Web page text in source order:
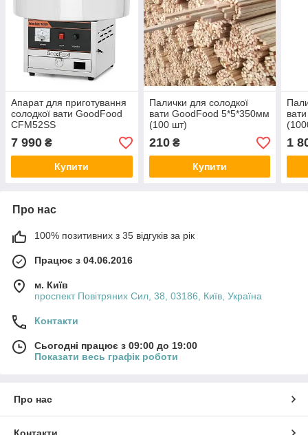
Апарат для приготування
солодкої вати GoodFood
CFM52SS
7 990 ₴
Купити
Палички для солодкої
вати GoodFood 5*5*350мм
(100 шт)
210₴
Купити
1
Про нас
100% позитивних з 35 відгуків за рік
Працює з 04.06.2016
м. Київ
проспект Повітряних Сил, 38, 03186, Київ, Україна
Контакти
Сьогодні працює з 09:00 до 19:00
Показати весь графік роботи
Про нас